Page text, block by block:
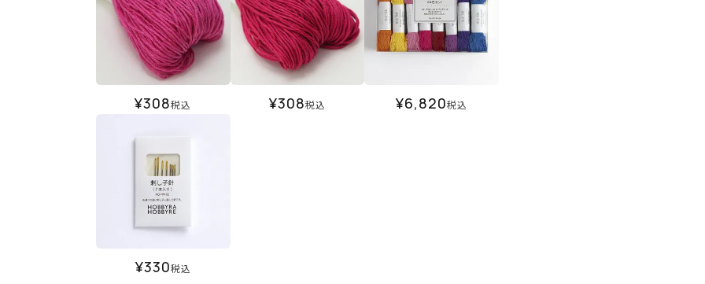
¥308税込 ¥308税込 ¥6,820税込
¥330税込